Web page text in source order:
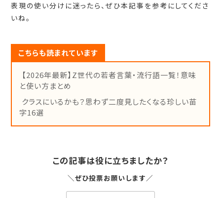
表現の使い分けに迷ったら、ぜひ本記事を参考にしてくださ
いね。
こちらも読まれています
【2026年最新】Z世代の若者言葉・流行語一覧！意味
と使い方まとめ
クラスにいるかも？思わず二度見したくなる珍しい苗
字16選
この記事は役に立ちましたか？
＼ぜひ投票お願いします／